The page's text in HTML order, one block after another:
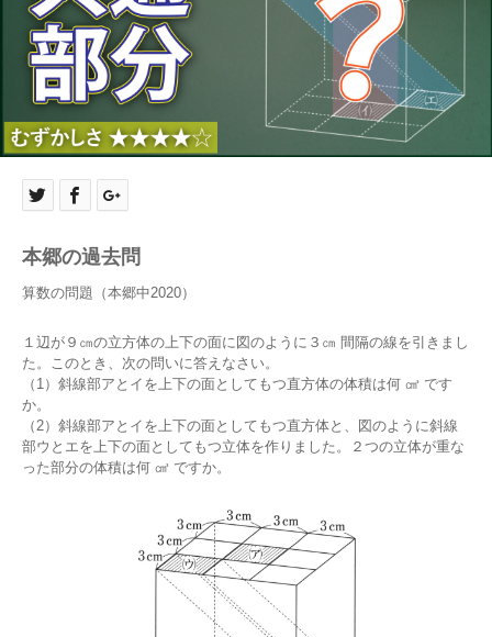
本郷の過去問
算数の問題（本郷中2020）
１辺が９㎝の立方体の上下の面に図のように３㎝ 間隔の線を引きまし
た。このとき、次の問いに答えなさい。
（1）斜線部アとイを上下の面としてもつ直方体の体積は何 ㎤ です
か。
（2）斜線部アとイを上下の面としてもつ直方体と、図のように斜線
部ウとエを上下の面としてもつ立体を作りました。２つの立体が重な
った部分の体積は何 ㎤ ですか。